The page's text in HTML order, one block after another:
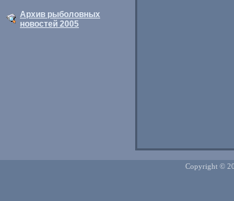
Архив рыболовных
новостей 2005
Copyright ©